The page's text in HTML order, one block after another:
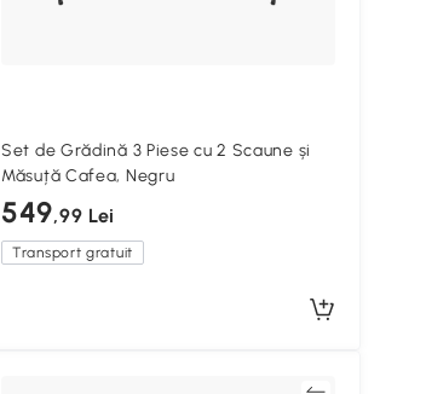
Set de Grădină 3 Piese cu 2 Scaune și
Măsuță Cafea, Negru
549,99 Lei
Transport gratuit